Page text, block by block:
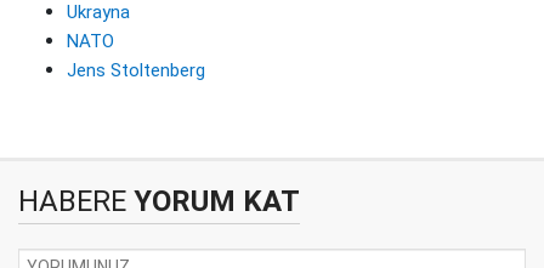
Ukrayna
NATO
Jens Stoltenberg
HABERE YORUM KAT